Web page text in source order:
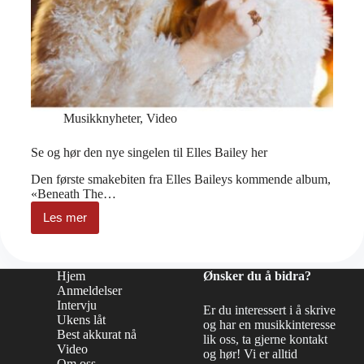
Musikknyheter, Video
Se og hør den nye singelen til Elles Bailey her
Den første smakebiten fra Elles Baileys kommende album,
«Beneath The…
Les mer
Se
og
nye
singelen
til
Elles
Bailey
her
Hjem
Anmeldelser
Intervju
Ukens låt
Best akkurat nå
Video
Ønsker du å bidra?
Er du interessert i å skrive
og har en musikkinteresse
lik oss, ta gjerne kontakt
og hør! Vi er alltid